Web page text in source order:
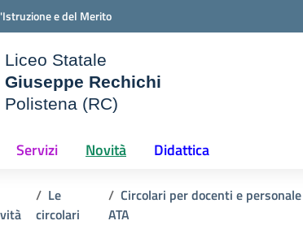
e del Merito
Liceo Statale
Giuseppe Rechichi
Polistena (RC)
Servizi Novità Didattica
Le
circolari
Circolari per docenti e personale
ATA